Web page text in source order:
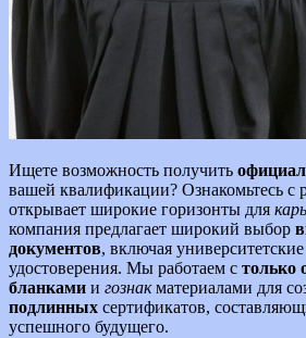
Ищете возможность получить
вашей квалификации? Ознакомьтесь с
открывает широкие горизонты для
компания предлагает широкий выбор
документов, включая
удостоверения. Мы работаем с только
бланками и гознакматериалами для
подлинных сертификатов,
успешного будущего.